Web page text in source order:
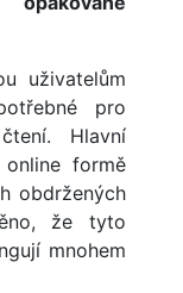
uživatelům
pro
Hlavní
formě
obdržených
že tyto
mnohem